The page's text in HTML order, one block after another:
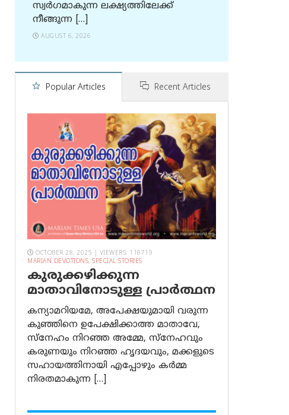
സ്വർഗമാകുന്ന ലക്ഷ്യത്തിലേക്ക്
നീങ്ങുന്ന […]
AUGUST 6, 2026
Popular Articles Recent Articles
OCTOBER 28, 2025 | VIEWERS: 118719
MARIAN DEVOTIONS, SPECIAL STORIES
കുരുക്കഴിക്കുന്ന
മാതാവിനോടുള്ള പ്രാര്‍ത്ഥന
കന്യാമറിയമേ, അപേക്ഷയുമായി വരുന്ന
കുഞ്ഞിനെ ഉപേക്ഷിക്കാത്ത മാതാവേ,
സ്നേഹം നിറഞ്ഞ അമ്മേ, സ്നേഹവും
കരുണയും നിറഞ്ഞ ഹൃദയവും, മക്കളുടെ
സഹായത്തിനായി എപ്പോഴും കർമ്മ
നിരതമാകുന്ന […]